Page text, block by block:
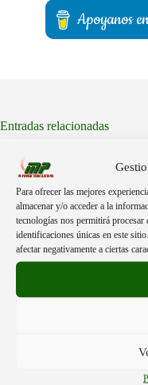
Para ofrecer las mejores
almacenar y/o acceder a la
tecnologías nos permitirá
identificaciones únicas en este
afectar negativamente a ciertas
Entradas relacionadas
析した結果、ナノテクノ
ィラメントを検出しまし
28 de junio de 2026
Dei ricercatori hanno
filamenti artificiali dopo aver
Des chercheurs détectent
des filaments artificiels après
dentaires et divers vaccins à